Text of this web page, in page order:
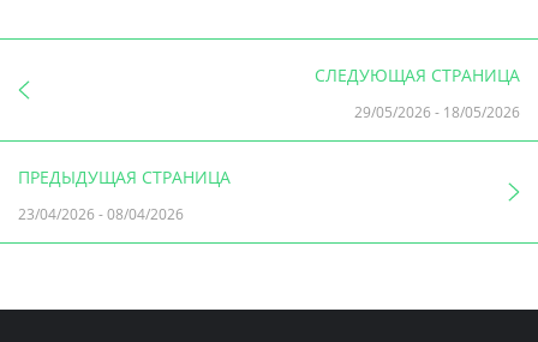
СЛЕДУЮЩАЯ СТРАНИЦА
29/05/2026 - 18/05/2026
ПРЕДЫДУЩАЯ СТРАНИЦА
23/04/2026 -08/04/2026